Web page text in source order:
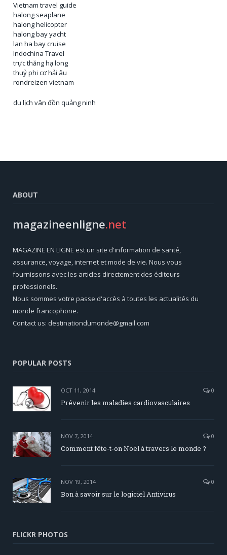
Vietnam travel guide
halong seaplane
halong helicopter
halong bay yacht
lan ha bay cruise
Indochina Travel
trực thăng hạ long
thuỷ phi cơ hải âu
rondreizen vietnam
du lịch vân đồn quảng ninh
ABOUT
magazineenligne.net
MAGAZINE EN LIGNE est un site d'information de santé,
assurance, voyage, internet et mode de vie. Nous vous
fournissons avec les articles directement des éditeurs
professionels.
Nous sommes votre passe d'accès à toutes les actualités du
monde francophone.
Contact us: destinationdumonde@gmail.com
POPULAR POSTS
OCT 11, 2014 0
Prévenir les maladies cardiovasculaires
NOV 7, 2014 0
Comment fête-t-on Noël à travers le monde ?
NOV 19, 2014 0
Bon à savoir sur le logiciel Antivirus
FLICKR PHOTOS